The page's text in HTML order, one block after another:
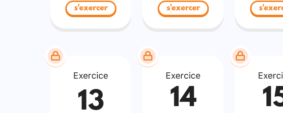
s'exercer s'exercer
Exercice
13
Exercice
14